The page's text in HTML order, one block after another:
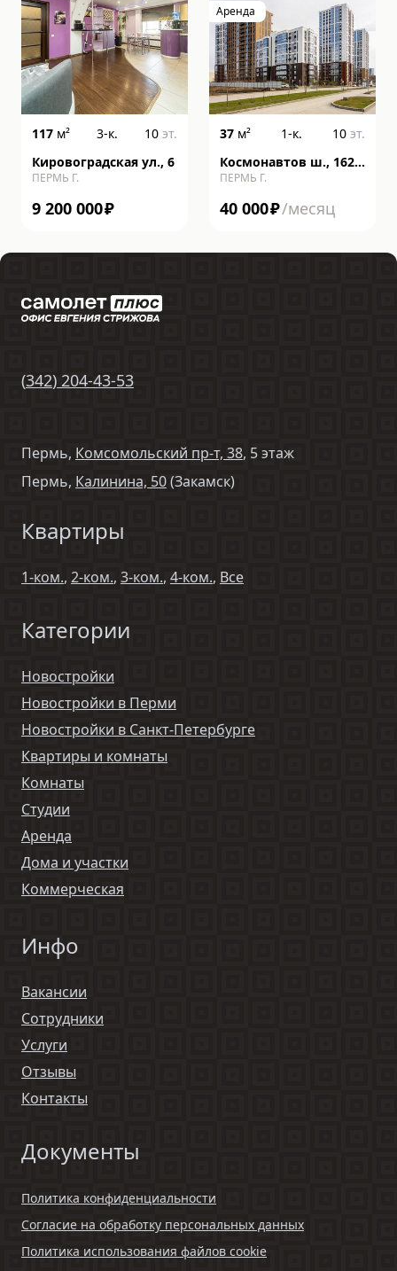
117 м² 3-к. 10 эт.
Кировоградская ул., 6
ПЕРМЬ Г.
9 200 000₽
Аренда
37 м² 1-к. 10 эт.
Космонавтов ш., 162,
литера к
ПЕРМЬ Г.
40 000₽/месяц
(342) 204-43-53
Пермь, Комсомольский пр-т, 38, 5 этаж
Пермь, Калинина, 50(Закамск)
Квартиры
1-ком., 2-ком., 3-ком., 4-ком., Все
Категории
Новостройки
Новостройки в Перми
Новостройки в Санкт-Петербурге
Квартиры и комнаты
Комнаты
Студии
Аренда
Дома и участки
Коммерческая
Инфо
Вакансии
Сотрудники
Услуги
Отзывы
Контакты
Документы
Политика конфиденциальности
Согласие на обработку персональных данных
Политика использования файлов cookie